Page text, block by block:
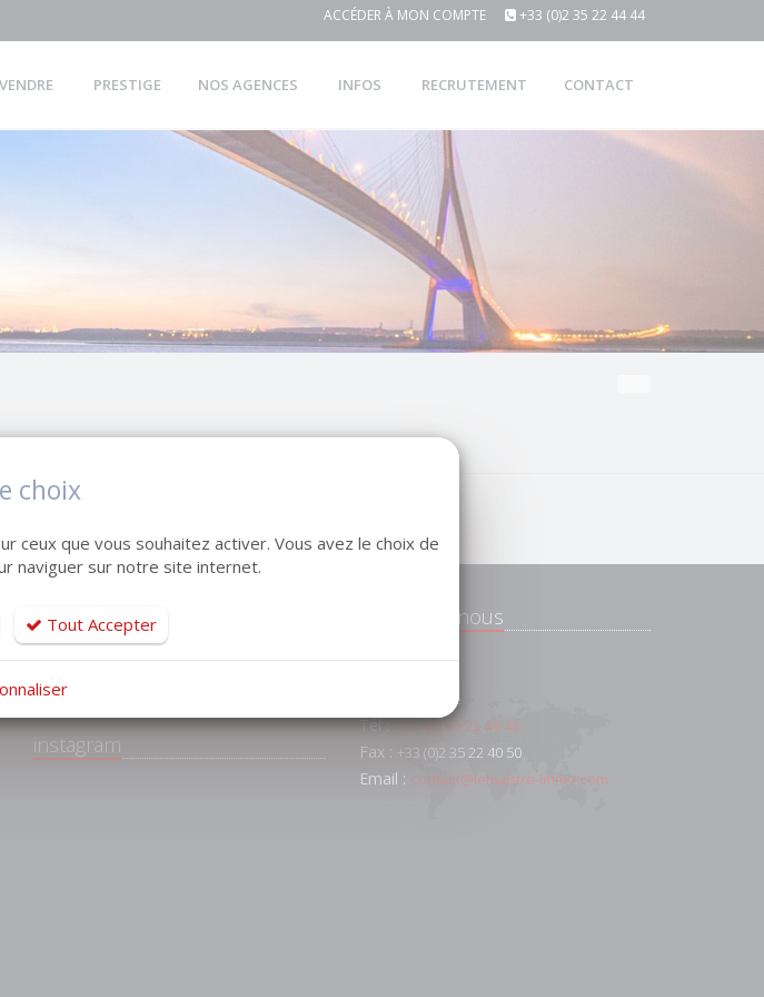
ACCÉDER À MON COMPTE +33 (0)2 35 22 44 44
VENDRE PRESTIGE NOS AGENCES INFOS RECRUTEMENT CONTACT
Facebook Lemaistre
Immobilier Le havre et
instagram
Contactez-nous
Le Havre
Tél :+33 (0)2 35 22 44 44
Fax : +33 (0)2 35 22 40 50
Email : contact@lemaistre-immo.com
choix
ceux que vous souhaitez activer. Vous avez le choix de
naviguer sur notre site internet.
Tout Accepter